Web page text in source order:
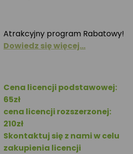
Atrakcyjny program Rabatowy!
Dowiedz się więcej…
Cena licencji podstawowej:
65zł
cena licencji rozszerzonej:
210zł
Skontaktuj się z nami w celu
zakupienia licencji